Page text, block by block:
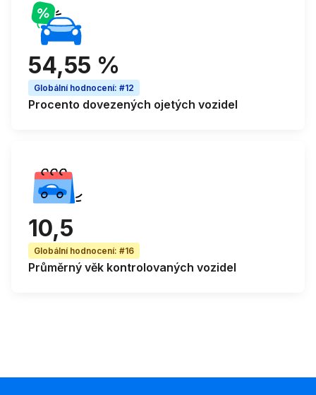
54,55 %
Globální hodnocení: #12
Procento dovezených ojetých vozidel
10,5
Globální hodnocení: #16
Průměrný věk kontrolovaných vozidel